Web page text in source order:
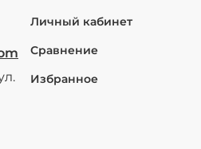
Личный кабинет
Сравнение
Избранное